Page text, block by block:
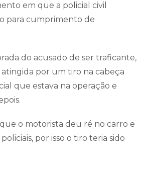
em que a policial civil
para cumprimento de
do acusado de ser traficante,
atingida por um tiro na cabeça
que estava na operação e
o motorista deu ré no carro e
por isso o tiro teria sido